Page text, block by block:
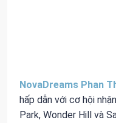
NovaDreams Phan
hấp dẫn với cơ hội
Park, Wonder Hill và